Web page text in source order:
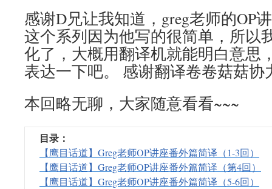
感谢D兄让我知道，greg老师的OP
这个系列因为他写的很简单，所以
化了，大概用翻译机就能明白意思
表达一下吧。 感谢翻译卷卷菇菇协
本回略无聊，大家随意看看~~~
目录：
【鹰目话道】Greg老师OP讲座番外篇简译（1-3回）
【鹰目话道】Greg老师OP讲座番外篇简译（第4回）
【鹰目话道】Greg老师OP讲座番外篇简译（5-6回）